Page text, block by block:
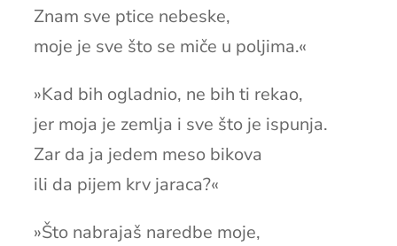
Znam sve ptice nebeske,
moje je sve što se miče u poljima.«
»Kad bih ogladnio, ne bih ti rekao,
jer moja je zemlja i sve što je ispunja.
Zar da ja jedem meso bikova
ili da pijem krv jaraca?«
»Što nabrajaš naredbe moje,